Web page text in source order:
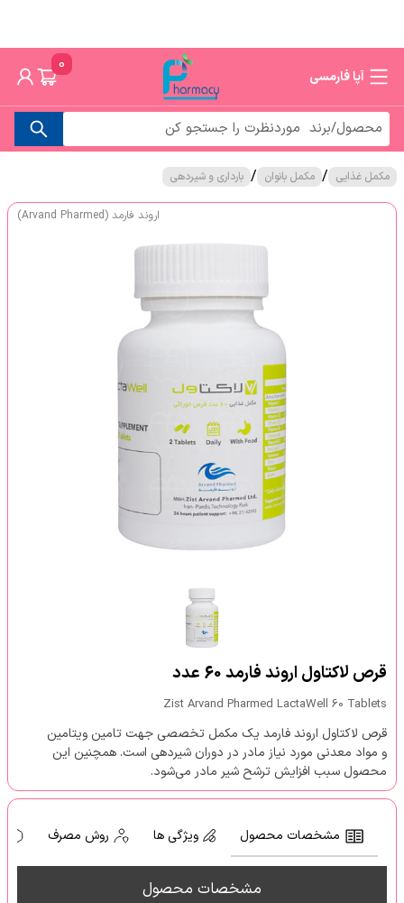
آپا فارمسی
0
مکمل غذایی / مکمل بانوان / بارداری و شیردهی
اروند فارمد (Arvand Pharmed)
قرص لاکتاول اروند فارمد 60 عدد
Zist Arvand Pharmed LactaWell 60 Tablets
قرص لاکتاول اروند فارمد یک مکمل تخصصی جهت تامین ویتامین
و مواد معدنی مورد نیاز مادر در دوران شیردهی است. همچنین این
محصول سبب افزایش ترشح شیر مادر می‌شود.
مشخصات محصول ویژگی ها روش مصرف
مشخصات محصول